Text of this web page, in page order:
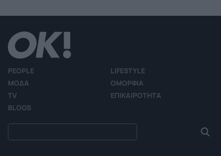
PEOPLE
LIFESTYLE
ΜΟΔΑ
ΟΜΟΡΦΙΑ
TV
ΕΠΙΚΑΙΡΟΤΗΤΑ
BLOGS